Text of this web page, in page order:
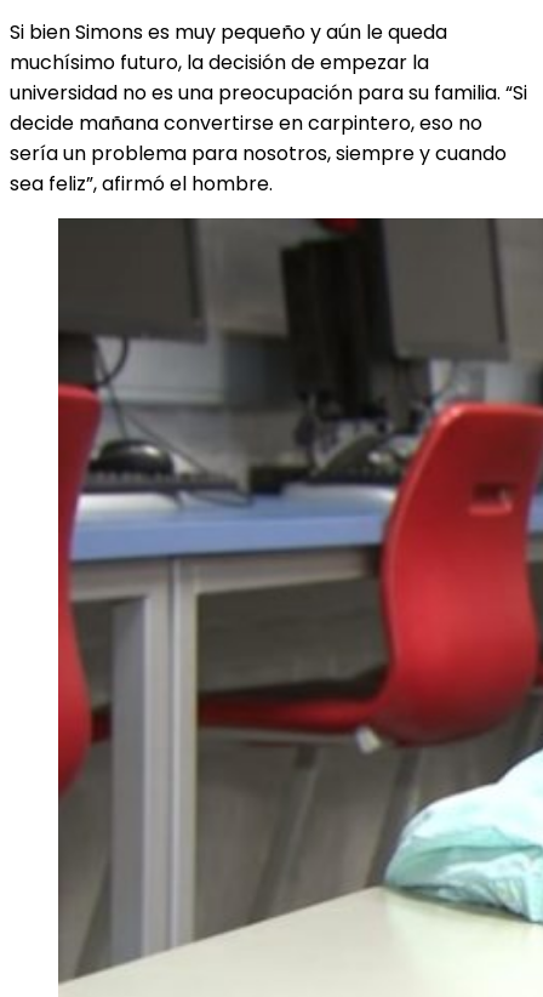
Si bien Simons es muy pequeño y aún le queda
muchísimo futuro, la decisión de empezar la
universidad no es una preocupación para su familia. “Si
decide mañana convertirse en carpintero, eso no
sería un problema para nosotros, siempre y cuando
sea feliz”, afirmó el hombre.